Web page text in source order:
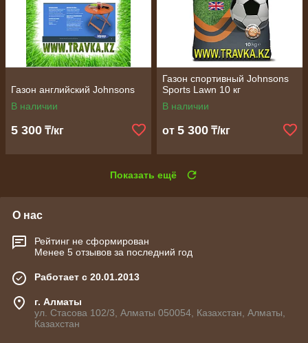
Газон английский Johnsons
В наличии
5 300 ₸/кг
Газон спортивный Johnsons
Sports Lawn 10 кг
В наличии
от 5 300 ₸/кг
Показать ещё
О нас
Рейтинг не сформирован
Менее 5 отзывов за последний год
Работает с 20.01.2013
г. Алматы
ул. Стасова 102/3, Алматы 050054, Казахстан, Алматы,
Казахстан